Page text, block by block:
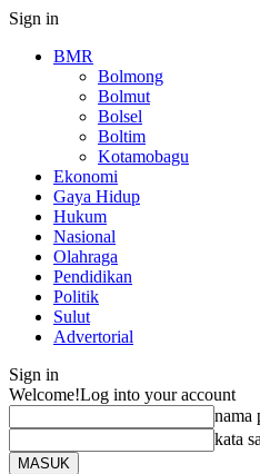
Sign in
BMR
Bolmong
Bolmut
Bolsel
Boltim
Kotamobagu
Ekonomi
Gaya Hidup
Hukum
Nasional
Olahraga
Pendidikan
Politik
Sulut
Advertorial
Sign in
Welcome!Log into your account
nama
kata